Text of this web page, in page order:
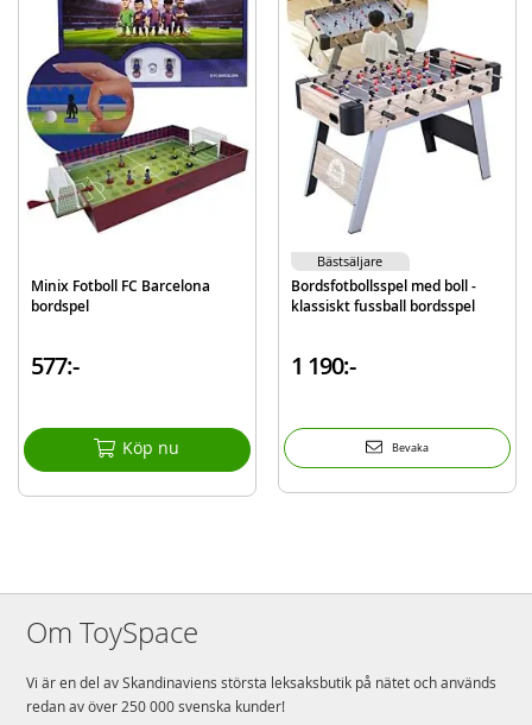
Detaljer:
Mått: 11 x 45 x 30,6 cm (BxHxD)
Material: Trä
Rek ålder: från 3 år
information
Modell
EAN 8854740046406
PlanToys
Minix Fotboll FC Barcelona
bordspel
577:-
Köp nu
Bordsfotbollsspel med boll -
klassiskt fussball bordsspel
1 190:-
Bevaka
Bästsäljare
Om ToySpace
Vi är en del av Skandinaviens största leksaksbutik på nätet och används
redan av över 250 000 svenska kunder!